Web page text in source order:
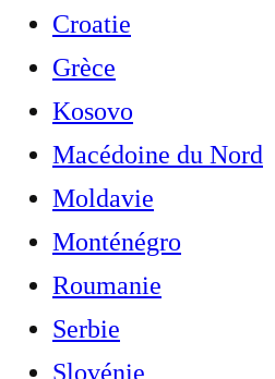
Croatie
Grèce
Kosovo
Macédoine du Nord
Moldavie
Monténégro
Roumanie
Serbie
Slovénie